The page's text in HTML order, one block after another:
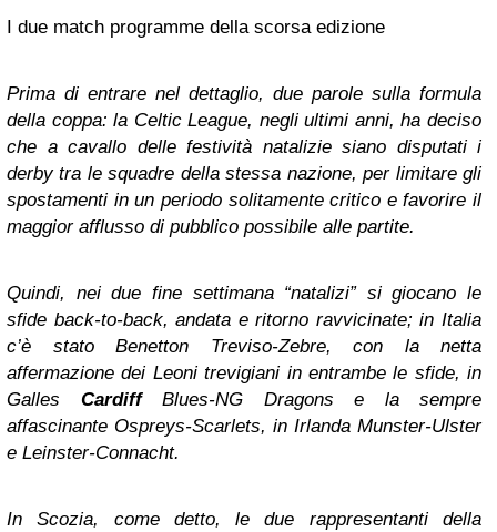
I due match programme della scorsa edizione
Prima di entrare nel dettaglio, due parole sulla formula
della coppa: la Celtic League, negli ultimi anni, ha deciso
che a cavallo delle festività natalizie siano disputati i
derby tra le squadre della stessa nazione, per limitare gli
spostamenti in un periodo solitamente critico e favorire il
maggior afflusso di pubblico possibile alle partite.
Quindi, nei due fine settimana “natalizi” si giocano le
sfide back-to-back, andata e ritorno ravvicinate; in Italia
c’è stato Benetton Treviso-Zebre, con la netta
affermazione dei Leoni trevigiani in entrambe le sfide, in
Galles CardiffBlues-NG Dragons e la sempre
affascinante Ospreys-Scarlets, in Irlanda Munster-Ulster
e Leinster-Connacht.
In Scozia, come detto, le due rappresentanti della